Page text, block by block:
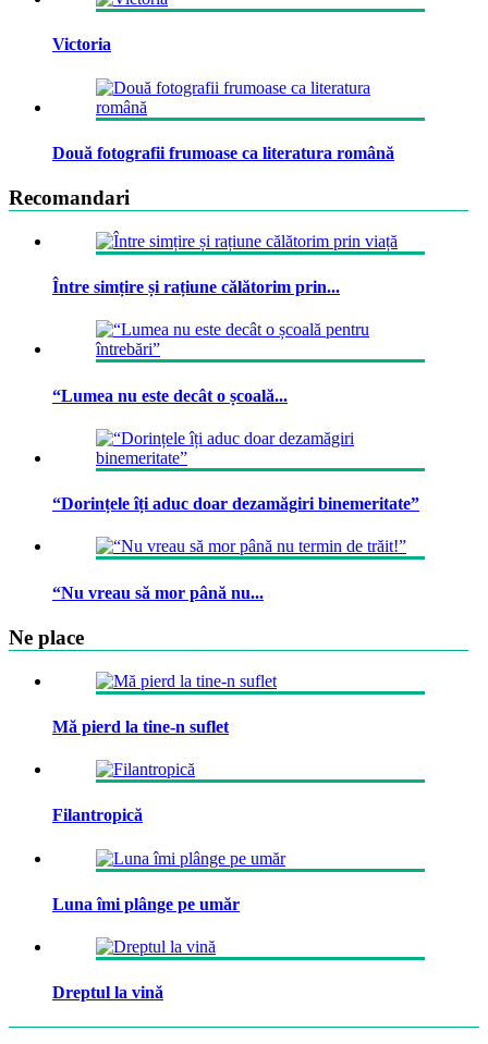
Victoria
Două fotografii frumoase ca literatura română
Recomandari
Între simțire și rațiune călătorim prin...
“Lumea nu este decât o școală...
“Dorințele îți aduc doar dezamăgiri binemeritate”
“Nu vreau să mor până nu...
Ne place
Mă pierd la tine-n suflet
Filantropică
Luna îmi plânge pe umăr
Dreptul la vină